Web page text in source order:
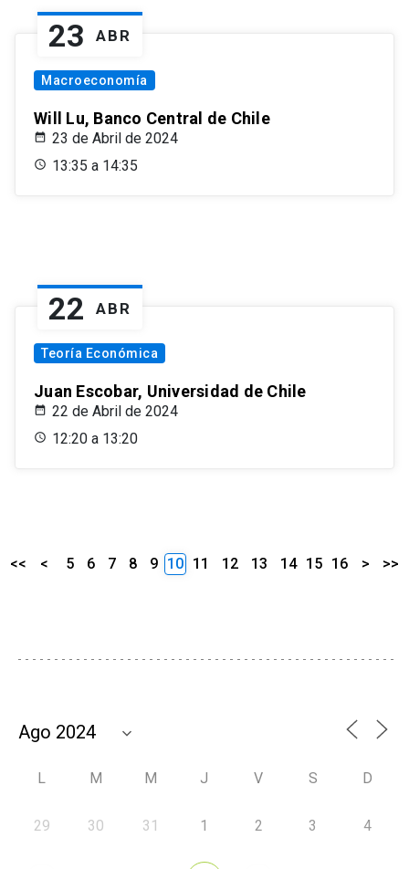
23 ABR
Macroeconomía
Will Lu, Banco Central de Chile
23 de Abril de 2024
13:35 a 14:35
22 ABR
Teoría Económica
Juan Escobar, Universidad de Chile
22 de Abril de 2024
12:20 a 13:20
<< < 5 6 7 8 9 10 11 12 13 14 15 16 > >>
L M M J V S D
29 30 31 1 2 3 4